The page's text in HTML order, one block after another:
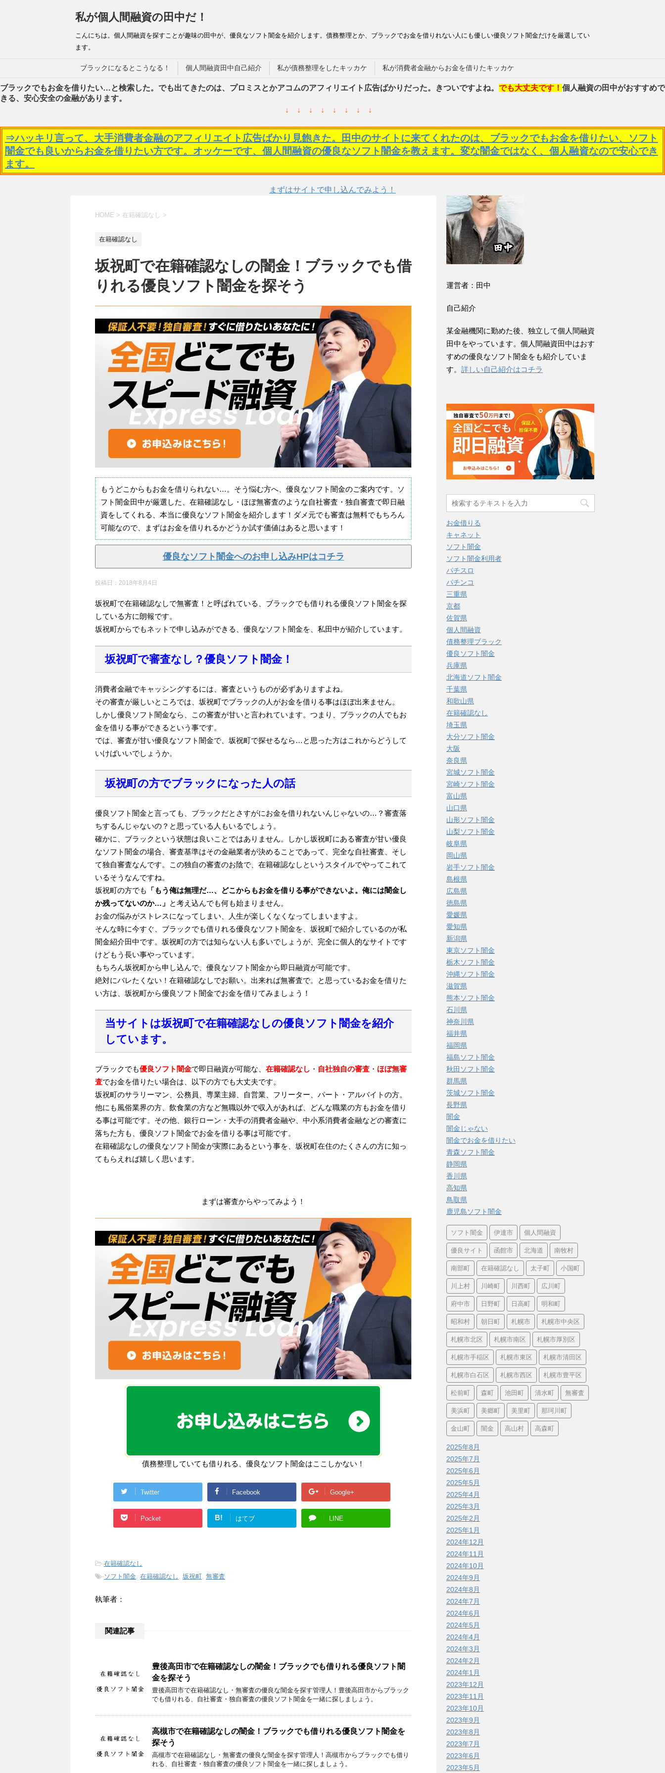
私が個人間融資の田中だ！
こんにちは。個人間融資を探すことが趣味の田中が、優良なソフト闇金を紹介します。債務整理とか、ブラックでお金を借りれない人にも優しい優良ソフト闇金だけを厳選してい
ます。
ブラックになるとこうなる！ 個人間融資田中自己紹介 私が債務整理をしたキッカケ 私が消費者金融からお金を借りたキッカケ
ブラックでもお金を借りたい…と検索した。でも出てきたのは、プロミスとかアコムのアフィリエイト広告ばかりだった。きついですよね。 でも大丈夫です！ 個人融資の田中がおすすめで
きる、安心安全の金融があります。
↓ ↓ ↓ ↓ ↓ ↓ ↓ ↓
⇒ハッキリ言って、大手消費者金融のアフィリエイト広告ばかり見飽きた。田中のサイトに来てくれたのは、ブラックでもお金を借りたい、ソフト
闇金でも良いからお金を借りたい方です。オッケーです、個人間融資の優良なソフト闇金を教えます。変な闇金ではなく、個人融資なので安心でき
ます。
まずはサイトで申し込んでみよう！
HOME > 在籍確認なし >
在籍確認なし
坂祝町で在籍確認なしの闇金！ブラックでも借
りれる優良ソフト闇金を探そう
もうどこからもお金を借りられない…。そう悩む方へ、優良なソフト闇金のご案内です。ソ
フト闇金田中が厳選した、在籍確認なし・ほぼ無審査のような自社審査・独自審査で即日融
資をしてくれる、本当に優良なソフト闇金を紹介します！ダメ元でも審査は無料でもちろん
可能なので、まずはお金を借りれるかどうか試す価値はあると思います！
優良なソフト闇金へのお申し込みHPはコチラ
投稿日： 2018年8月4日
坂祝町で在籍確認なしで無審査！と呼ばれている、ブラックでも借りれる優良ソフト闇金を探
している方に朗報です。
坂祝町からでもネットで申し込みができる、優良なソフト闇金を、私田中が紹介しています。
坂祝町で審査なし？優良ソフト闇金！
消費者金融でキャッシングするには、審査というものが必ずありますよね。
その審査が厳しいところでは、坂祝町でブラックの人がお金を借りる事はほぼ出来ません。
しかし優良ソフト闇金なら、この審査が甘いと言われています。つまり、ブラックの人でもお
金を借りる事ができるという事です。
では、審査が甘い優良なソフト闇金で、坂祝町で探せるなら…と思った方はこれからどうして
いけばいいでしょうか。
坂祝町の方でブラックになった人の話
優良ソフト闇金と言っても、ブラックだとさすがにお金を借りれないんじゃないの…？審査落
ちするんじゃないの？と思っている人もいるでしょう。
確かに、ブラックという状態は良いことではありません。しかし坂祝町にある審査が甘い優良
なソフト闇金の場合、審査基準はその金融業者が決めることであって、完全な自社審査、そし
て独自審査なんです。この独自の審査のお陰で、在籍確認なしというスタイルでやってこれて
いるそうなんですね。
坂祝町の方でも
「もう俺は無理だ…、どこからもお金を借りる事ができないよ。俺には闇金し
か残ってないのか…」 と考え込んでも何も始まりません。
お金の悩みがストレスになってしまい、人生が楽しくなくなってしまいますよ。
そんな時に今すぐ、ブラックでも借りれる優良なソフト闇金を、坂祝町で紹介しているのが私
闇金紹介田中です。坂祝町の方では知らない人も多いでしょうが、完全に個人的なサイトです
けどもう長い事やっています。
もちろん坂祝町から申し込んで、優良なソフト闇金から即日融資が可能です。
絶対にバレたくない！在籍確認なしでお願い。出来れば無審査で。と思っているお金を借りた
い方は、坂祝町から優良ソフト闇金でお金を借りてみましょう！
当サイトは坂祝町で在籍確認なしの優良ソフト闇金を紹介
しています。
ブラックでも優良ソフト闇金で即日融資が可能な、 在籍確認なし ・ 自社独自の審査 ・ ほぼ無審
査でお金を借りたい場合は、以下の方でも大丈夫です。
坂祝町のサラリーマン、公務員、専業主婦、自営業、フリーター、パート・アルバイトの方。
他にも風俗業界の方、飲食業の方など無職以外で収入があれば、どんな職業の方もお金を借り
る事は可能です。その他、銀行ローン・大手の消費者金融や、中小系消費者金融などの審査に
落ちた方も、優良ソフト闇金でお金を借りる事は可能です。
在籍確認なしの優良なソフト闇金が実際にあるという事を、坂祝町在住のたくさんの方に知っ
てもらえれば嬉しく思います。
まずは審査からやってみよう！
債務整理していても借りれる、優良なソフト闇金はここしかない！
Twitter Facebook Google+
Pocket B! はてブ LINE
-在籍確認なし
-ソフト闇金, 在籍確認なし , 坂祝町, 無審査
執筆者：
関連記事
豊後高田市で在籍確認なしの闇金！ブラックでも借りれる優良ソフト闇
金を探そう
豊後高田市で在籍確認なし・無審査の優良な闇金を探す管理人！豊後高田市からブラック
でも借りれる、自社審査・独自審査の優良ソフト闇金を一緒に探しましょう。
高槻市で在籍確認なしの闇金！ブラックでも借りれる優良ソフト闇金を
探そう
高槻市で在籍確認なし・無審査の優良な闇金を探す管理人！高槻市からブラックでも借り
れる、自社審査・独自審査の優良ソフト闇金を一緒に探しましょう。
運営者：田中
自己紹介
某金融機関に勤めた後、独立して個人間融資
田中をやっています。個人間融資田中はおす
すめの優良なソフト闇金をも紹介していま
す。 詳しい自己紹介はコチラ
お金借りる
キャネット
ソフト闇金
ソフト闇金利用者
パチスロ
パチンコ
三重県
京都
佐賀県
個人間融資
債務整理ブラック
優良ソフト闇金
兵庫県
北海道ソフト闇金
千葉県
和歌山県
在籍確認なし
埼玉県
大分ソフト闇金
大阪
奈良県
宮城ソフト闇金
宮崎ソフト闇金
富山県
山口県
山形ソフト闇金
山梨ソフト闇金
岐阜県
岡山県
岩手ソフト闇金
島根県
広島県
徳島県
愛媛県
愛知県
新潟県
東京ソフト闇金
栃木ソフト闇金
沖縄ソフト闇金
滋賀県
熊本ソフト闇金
石川県
神奈川県
福井県
福岡県
福島ソフト闇金
秋田ソフト闇金
群馬県
茨城ソフト闇金
長野県
闇金
闇金じゃない
闇金でお金を借りたい
青森ソフト闇金
静岡県
香川県
高知県
鳥取県
鹿児島ソフト闇金
ソフト闇金 伊達市 個人間融資
優良サイト 函館市 北海道 南牧村
南部町 在籍確認なし 太子町 小国町
川上村 川崎町 川西町 広川町
府中市 日野町 日高町 明和町
昭和村 朝日町 札幌市 札幌市中央区
札幌市北区 札幌市南区 札幌市厚別区
札幌市手稲区 札幌市東区 札幌市清田区
札幌市白石区 札幌市西区 札幌市豊平区
松前町 森町 池田町 清水町 無審査
美浜町 美郷町 美里町 那珂川町
金山町 闇金 高山村 高森町
2025年8月
2025年7月
2025年6月
2025年5月
2025年4月
2025年3月
2025年2月
2025年1月
2024年12月
2024年11月
2024年10月
2024年9月
2024年8月
2024年7月
2024年6月
2024年5月
2024年4月
2024年3月
2024年2月
2024年1月
2023年12月
2023年11月
2023年10月
2023年9月
2023年8月
2023年7月
2023年6月
2023年5月